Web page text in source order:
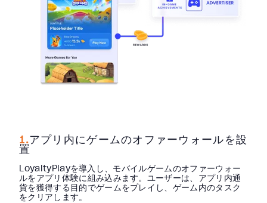
1.アプリ内にゲームのオファーウォールを設
置
LoyaltyPlayを導入し、モバイルゲームのオファーウォー
ルをアプリ体験に組み込みます。ユーザーは、アプリ内通
貨を獲得する目的でゲームをプレイし、ゲーム内のタスク
をクリアします。